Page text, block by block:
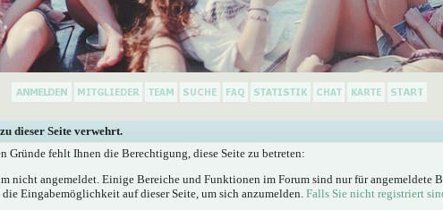
dieser Seite verwehrt.
Gründe fehlt Ihnen die Berechtigung, diese Seite zu betreten:
nicht angemeldet. Einige Bereiche und Funktionen im Forum sind nur für angemeldete
Eingabemöglichkeit auf dieser Seite, um sich anzumelden. Falls Sie nicht registriert